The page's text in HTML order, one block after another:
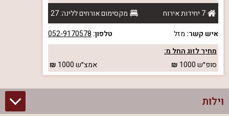
7 יחידות אירוח
מקסימום אורחים ללינה: 27
איש קשר: מזל טלפון: 052-9170578
מחיר לזוג החל מ:
סופ״ש1000 אמצ״ש1000
וילות